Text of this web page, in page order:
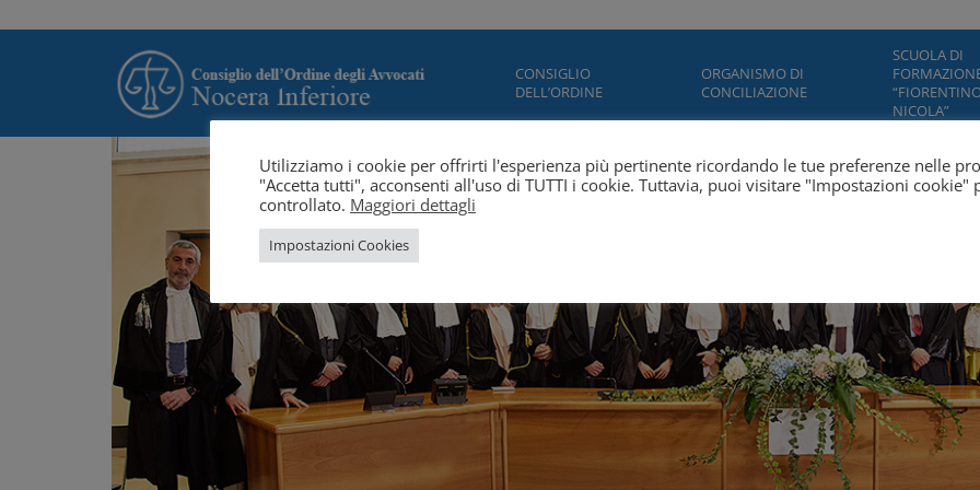
CONSIGLIO
DELL’ORDINE
ORGANISMO DI
CONCILIAZIONE
SCUOLA DI
NICOLA”
Utilizziamo i cookie per offrirti l'esperienza più pertinente ricordando le tue preferenze nelle
"Accetta tutti", acconsenti all'uso di TUTTI i cookie. Tuttavia, puoi visitare "Impostazioni cookie"
controllato. Maggiori dettagli
Impostazioni Cookies